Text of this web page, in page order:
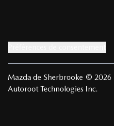
Mazda de Sherbrooke © 2026
Autoroot Technologies Inc.